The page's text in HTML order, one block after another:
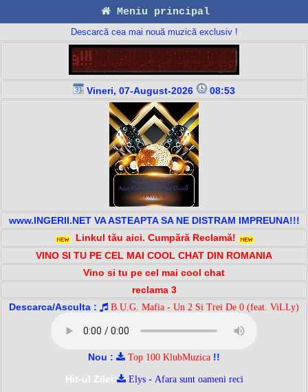
Meniu principal
Descarcă cea mai nouă muzică exclusiv !
Vineri, 07-August-2026 08:53
www.INGERII.NET VA ASTEAPTA SA NE DISTRAM IMPREUNA!!!
Linkul tău aici. Cumpără Reclamă!
VINO SI TU PE CEL MAI COOL CHAT DIN ROMANIA
Vino si tu pe cel mai cool chat
reclama 3
Descarca/Asculta :
B.U.G. Mafia - Un 2 Si Trei De 0 (feat. ViLLy)
Nou : Top 100 KlubMuzica !!
Hit-ul Zilei:
Elys - Afara sunt oameni reci